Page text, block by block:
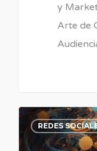
y
Arte de
REDES